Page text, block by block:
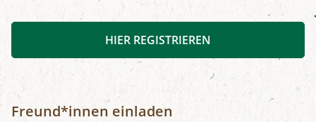
HIER REGISTRIEREN
Freund*innen einladen